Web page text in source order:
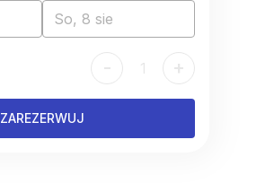
So, 8 sie
- 1 +
ZAREZERWUJ